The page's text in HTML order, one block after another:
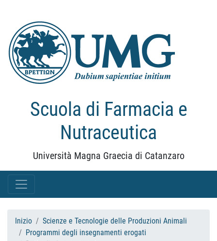
Scuola di Farmacia e
Nutraceutica
Università Magna Graecia di Catanzaro
Inizio
Scienze e Tecnologie delle Produzioni Animali
Programmi degli insegnamenti erogati